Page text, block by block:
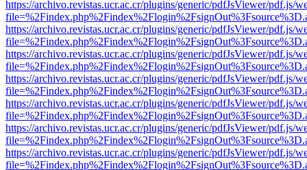
https://archivo.revistas.ucr.ac.cr/plugins/generic/pdfJsViewer/pdf.js/
https://archivo.revistas.ucr.ac.cr/plugins/generic/pdfJsViewer/pdf.js/
https://archivo.revistas.ucr.ac.cr/plugins/generic/pdfJsViewer/pdf.js/
https://archivo.revistas.ucr.ac.cr/plugins/generic/pdfJsViewer/pdf.js/
https://archivo.revistas.ucr.ac.cr/plugins/generic/pdfJsViewer/pdf.js/
https://archivo.revistas.ucr.ac.cr/plugins/generic/pdfJsViewer/pdf.js/
https://archivo.revistas.ucr.ac.cr/plugins/generic/pdfJsViewer/pdf.js/